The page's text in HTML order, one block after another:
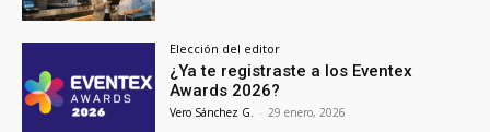
Elección del editor
¿Ya te registraste a los Eventex
Awards 2026?
Vero Sánchez G. - 29 enero, 2026